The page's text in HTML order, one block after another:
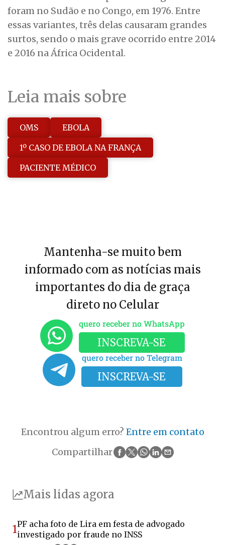
foram no Sudão e no Congo, em 1976. Entre
essas variantes, três delas causaram grandes
surtos, sendo o mais grave ocorrido entre 2014
e 2016 na África Ocidental.
Leia mais sobre
OMS
EBOLA
1º CASO DE EBOLA NA FRANÇA
PACIENTE MÉDICO
Mantenha-se muito bem
informado com as notícias mais
importantes do dia de graça
direto no Celular
quero receber no WhatsApp
INSCREVA-SE
quero receber no Telegram
INSCREVA-SE
Encontrou algum erro? Entre em contato
Compartilhar
Mais lidas agora
1PF acha foto de Lira em festa de advogado
investigado por fraude no INSS